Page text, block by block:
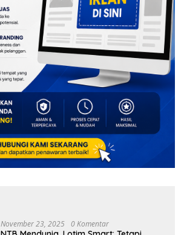
November 23, 2025 0 Komentar